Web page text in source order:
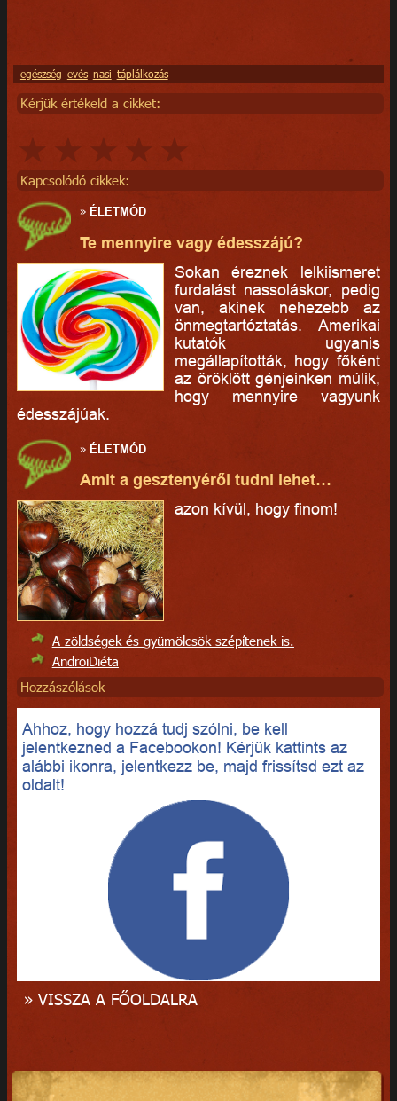
egészség evés nasi táplálkozás
Kérjük értékeld a cikket:
Kapcsolódó cikkek:
» ÉLETMÓD
Te mennyire vagy édesszájú?
Sokan éreznek lelkiismeret
furdalást nassoláskor, pedig
van, akinek nehezebb az
önmegtartóztatás. Amerikai
kutatók ugyanis
megállapították, hogy főként
az öröklött génjeinken múlik,
hogy mennyire vagyunk
édesszájúak.
» ÉLETMÓD
Amit a gesztenyéről tudni lehet…
azon kívül, hogy finom!
A zöldségek és gyümölcsök szépítenek is.
AndroiDiéta
Hozzászólások
Ahhoz, hogy hozzá tudj szólni, be kell
jelentkezned a Facebookon! Kérjük kattints az
alábbi ikonra, jelentkezz be, majd frissítsd ezt az
oldalt!
» VISSZA A FŐOLDALRA